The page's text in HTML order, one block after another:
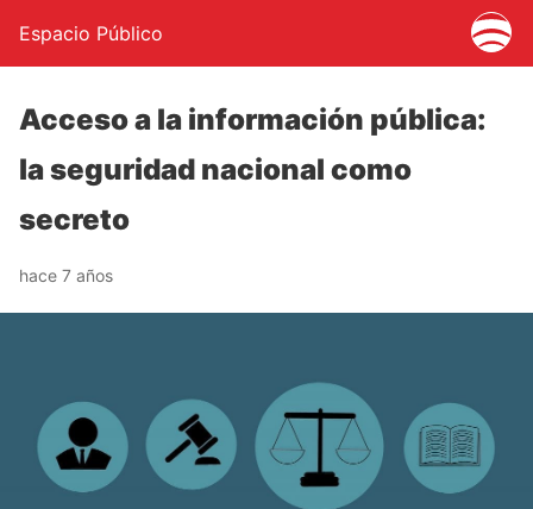
Espacio Público
Acceso a la información pública:
la seguridad nacional como
secreto
hace 7 años